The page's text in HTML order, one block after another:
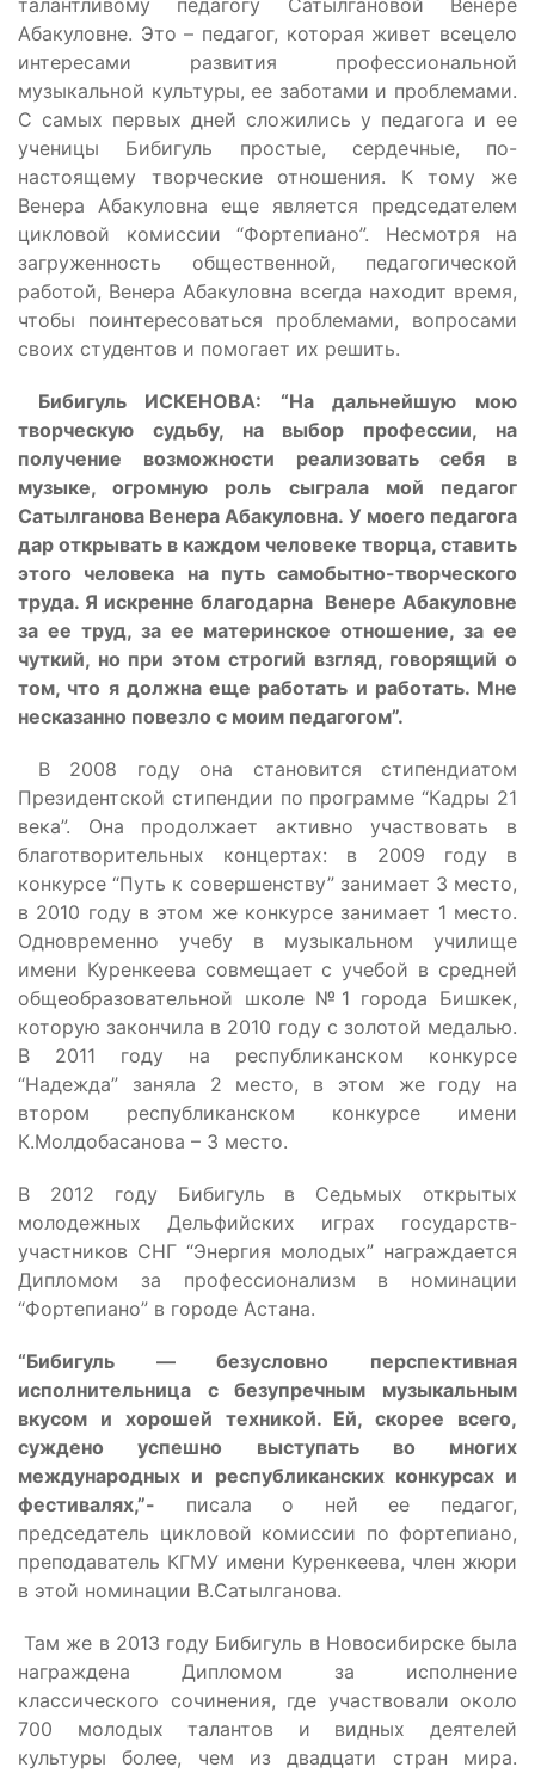
талантливому педагогу Сатылгановой Венере
Абакуловне. Это – педагог, которая живет всецело
интересами развития профессиональной
музыкальной культуры, ее заботами и проблемами.
С самых первых дней сложились у педагога и ее
ученицы Бибигуль простые, сердечные, по-
настоящему творческие отношения. К тому же
Венера Абакуловна еще является председателем
цикловой комиссии “Фортепиано”. Несмотря на
загруженность общественной, педагогической
работой, Венера Абакуловна всегда находит время,
чтобы поинтересоваться проблемами, вопросами
своих студентов и помогает их решить.
Бибигуль ИСКЕНОВА: “На дальнейшую мою
творческую судьбу, на выбор профессии, на
получение возможности реализовать себя в
музыке, огромную роль сыграла мой педагог
Сатылганова Венера Абакуловна. У моего педагога
дар открывать в каждом человеке творца, ставить
этого человека на путь самобытно-творческого
труда. Я искренне благодарна Венере Абакуловне
за ее труд, за ее материнское отношение, за ее
чуткий, но при этом строгий взгляд, говорящий о
том, что я должна еще работать и работать. Мне
несказанно повезло с моим педагогом”.
В 2008 году она становится стипендиатом
Президентской стипендии по программе “Кадры 21
века”. Она продолжает активно участвовать в
благотворительных концертах: в 2009 году в
конкурсе “Путь к совершенству” занимает 3 место,
в 2010 году в этом же конкурсе занимает 1 место.
Одновременно учебу в музыкальном училище
имени Куренкеева совмещает с учебой в средней
общеобразовательной школе №1 города Бишкек,
которую закончила в 2010 году с золотой медалью.
В 2011 году на республиканском конкурсе
“Надежда” заняла 2 место, в этом же году на
втором республиканском конкурсе имени
К.Молдобасанова – 3 место.
В 2012 году Бибигуль в Седьмых открытых
молодежных Дельфийских играх государств-
участников СНГ “Энергия молодых” награждается
Дипломом за профессионализм в номинации
“Фортепиано” в городе Астана.
“Бибигуль — безусловно перспективная
исполнительница с безупречным музыкальным
вкусом и хорошей техникой. Ей, скорее всего,
суждено успешно выступать во многих
международных и республиканских конкурсах и
фестивалях,”- писала о ней ее педагог,
председатель цикловой комиссии по фортепиано,
преподаватель КГМУ имени Куренкеева, член жюри
в этой номинации В.Сатылганова.
Там же в 2013 году Бибигуль в Новосибирске была
награждена Дипломом за исполнение
классического сочинения, где участвовали около
700 молодых талантов и видных деятелей
культуры более, чем из двадцати стран мира.